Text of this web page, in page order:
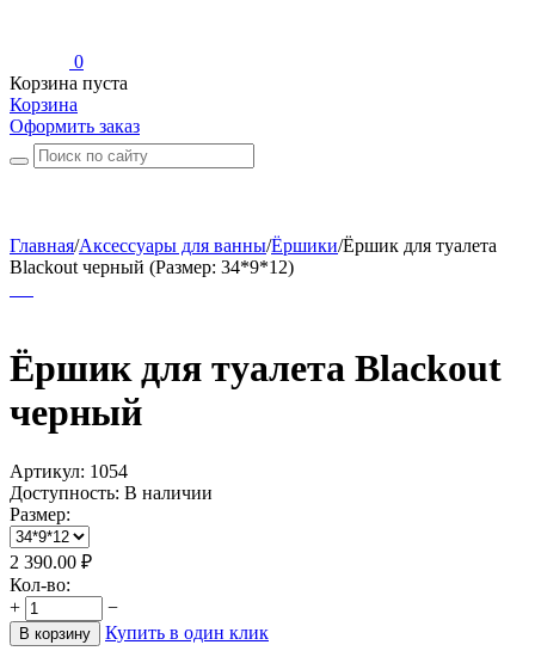
0
Корзина пуста
Корзина
Оформить заказ
Главная/Аксессуары для ванны/Ёршики/Ёршик для туалета
Blackout черный (Размер: 34*9*12)
Ёршик для туалета Blackout
черный
Артикул: 1054
Доступность: В наличии
Размер:
2 390.00 ₽
Кол-во:
+
−
В корзину Купить в один клик